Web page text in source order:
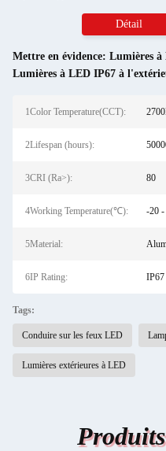
Détail
Mettre en évidence: Lumières à
Lumières à LED IP67 à
1Color Temperature(CCT):
2Lifespan (hours):
3CRI (Ra>): 80
4Working Temperature(℃): -20
5Material:
6IP Rating: IP67
Tags:
Conduire sur les feux LED
Lumières extérieures à LED